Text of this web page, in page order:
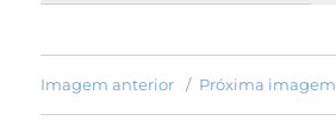
Imagem anterior Próxima imagem